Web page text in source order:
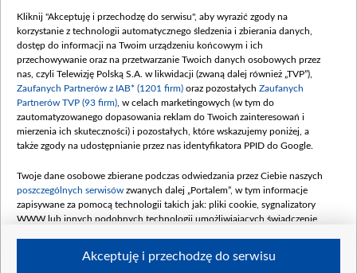
(wpłata wrzesień 100 mln, październik 350
mln, listopad 265 mln)
Dofinansowanie 48 862 000,00 PLN
Data podpisania umowy: GRUDZIEŃ 2025
(wpłata grudzień 60,548 mln)
Dofinansowanie 900 000 000,00 PLN
Data podpisania umowy: LUTY 2026 (wpłata
kwiecień 180 mln, 7 maja 180 mln, 8
czerwca 90 mln)
Dofinansowanie 250 000 000,00 PLN
4 sierpnia 250 mln
Kliknij "Akceptuję i przechodzę do serwisu", aby wyrazić zgody na
korzystanie z technologii automatycznego śledzenia i zbierania danych,
dostęp do informacji na Twoim urządzeniu końcowym i ich
przechowywanie oraz na przetwarzanie Twoich danych osobowych przez
nas, czyli Telewizję Polską S.A. w likwidacji (zwaną dalej również „TVP”),
Zaufanych Partnerów z IAB* (1201 firm) oraz pozostałych Zaufanych
Partnerów TVP (93 firm) , w celach marketingowych (w tym do
zautomatyzowanego dopasowania reklam do Twoich zainteresowań i
mierzenia ich skuteczności) i pozostałych, które wskazujemy poniżej, a
także zgody na udostępnianie przez nas identyfikatora PPID do Google.
Twoje dane osobowe zbierane podczas odwiedzania przez Ciebie naszych
poszczególnych serwisów zwanych dalej „Portalem”, w tym informacje
zapisywane za pomocą technologii takich jak: pliki cookie, sygnalizatory
WWW lub innych podobnych technologii umożliwiających świadczenie
Akceptuję i przechodzę do serwisu